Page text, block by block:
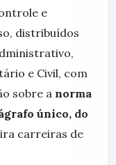
e
distribuídos
e Civil, com
sobre a norma
único, do
carreiras de